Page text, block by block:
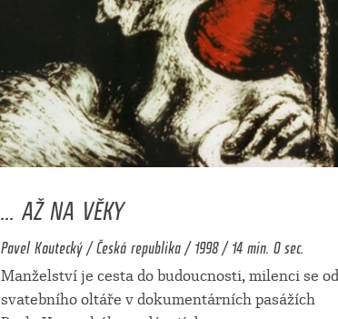
... AŽ NA VĚKY
Pavel Koutecký / Česká republika / 1998 / 14 min. 0 sec.
Manželství je cesta do budoucnosti, milenci se od
svatebního oltáře v dokumentárních pasážích